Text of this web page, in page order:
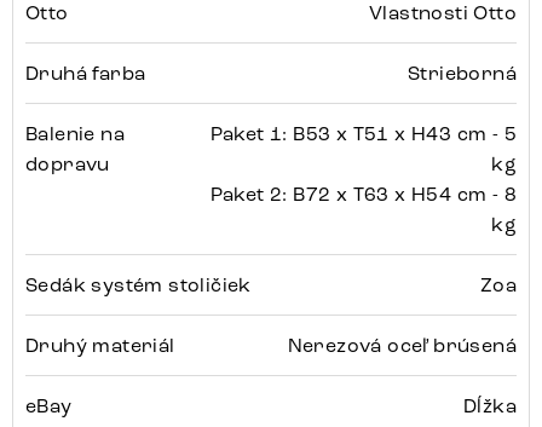
Otto Vlastnosti Otto
Druhá farba Strieborná
Balenie na
dopravu
Paket 1: B53 x T51 x H43 cm - 5
kg
Paket 2: B72 x T63 x H54 cm - 8
kg
Sedák systém stoličiek Zoa
Druhý materiál Nerezová oceľ brúsená
eBay Dĺžka